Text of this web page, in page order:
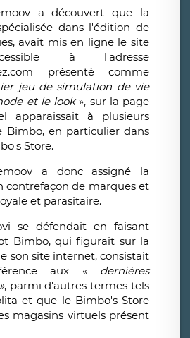
a découvert que la
dans l'édition de
avait mis en ligne le site
à l'adresse
présenté comme
jeu de simulation de vie
et le look», sur la page
apparaissait à plusieurs
Bimbo, en particulier dans
Store.
a donc assigné la
contrefaçon de marques et
et parasitaire.
se défendait en faisant
Bimbo, qui figurait sur la
son site internet, consistait
aux « dernières
, parmi d'autres termes tels
et que le Bimbo's Store
magasins virtuels présent